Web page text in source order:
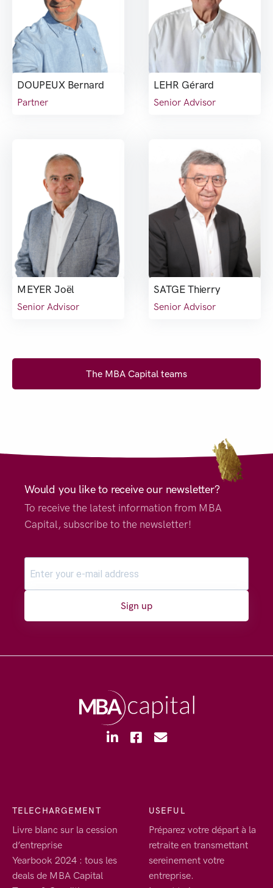
DOUPEUX Bernard
Partner
LEHR Gérard
Senior Advisor
MEYER Joël
Senior Advisor
SATGE Thierry
Senior Advisor
The MBA Capital teams
Would you like to receive our newsletter?
To receive the latest information from MBA
Capital, subscribe to the newsletter!
Sign up
TELECHARGEMENT
Livre blanc sur la cession
d’entreprise
Yearbook 2024 : tous les
deals de MBA Capital
USEFUL
Préparez votre départ à la
retraite en transmettant
sereinement votre
entreprise.